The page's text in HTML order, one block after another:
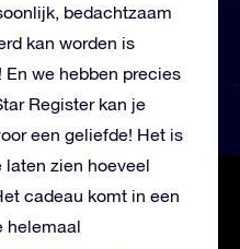
bedachtzaam
kan worden is
we hebben precies
Register kan je
een geliefde! Het is
zien hoeveel
cadeau komt in een
helemaal